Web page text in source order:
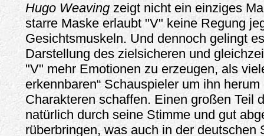
Hugo Weaving zeigt nicht ein einziges
starre Maske erlaubt "V" keine Regung
Gesichtsmuskeln. Und dennoch gelingt
Darstellung des zielsicheren und
"V" mehr Emotionen zu erzeugen, als
erkennbaren“ Schauspieler um ihn
Charakteren schaffen. Einen großen Teil
natürlich durch seine Stimme und gut
rüberbringen, was auch in der deutschen